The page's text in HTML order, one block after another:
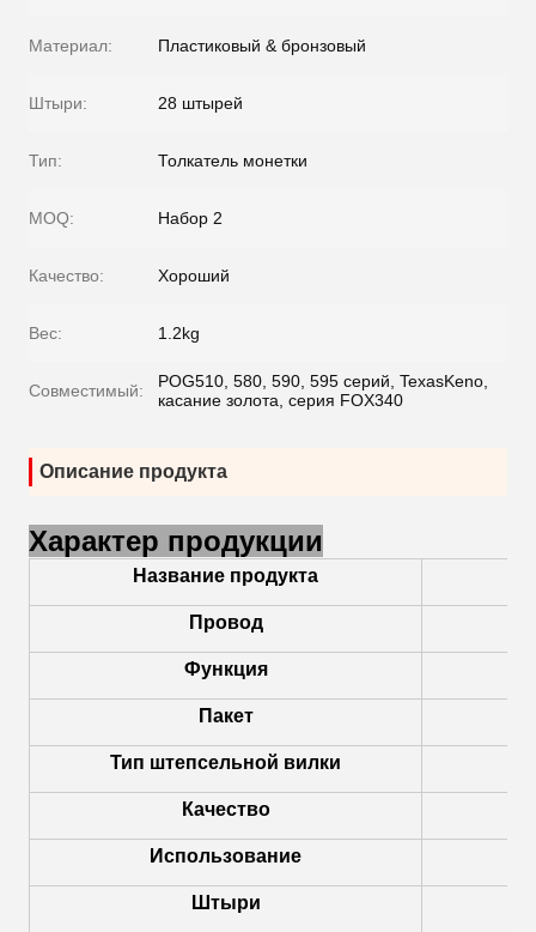
Материал: Пластиковый & бронзовый
Штыри: 28 штырей
Тип: Толкатель монетки
MOQ: Набор 2
Качество: Хороший
Вес: 1.2kg
Совместимый:
POG510, 580, 590, 595 серий, TexasKeno,
касание золота, серия FOX340
Описание продукта
Характер продукции
Название продукта
Провод
Функция
Пакет
Тип штепсельной вилки
Качество
Использование
Штыри